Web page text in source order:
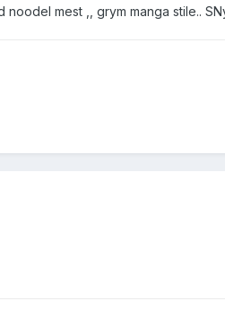
noodel mest ,, grym manga stile..